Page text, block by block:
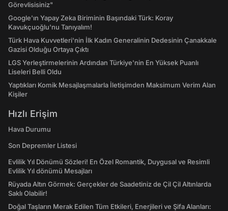
Görevlisisiniz"
Google'ın Yapay Zeka Biriminin Başındaki Türk: Koray
Kavukçuoğlu'nu Tanıyalım!
Türk Hava Kuvvetleri'nin İlk Kadın Generalinin Dedesinin Çanakkale
Gazisi Olduğu Ortaya Çıktı
LGS Yerleştirmelerinin Ardından Türkiye'nin En Yüksek Puanlı
Liseleri Belli Oldu
Yaptıkları Komik Mesajlaşmalarla İletişimden Maksimum Verim Alan
Kişiler
Hızlı Erişim
Hava Durumu
Son Depremler Listesi
Evlilik Yıl Dönümü Sözleri! En Özel Romantik, Duygusal ve Resimli
Evlilik Yıl dönümü Mesajları
Rüyada Altın Görmek: Gerçekler de Saadetiniz de Çil Çil Altınlarda
Saklı Olabilir!
Doğal Taşların Merak Edilen Tüm Etkileri, Enerjileri ve Şifa Alanları: